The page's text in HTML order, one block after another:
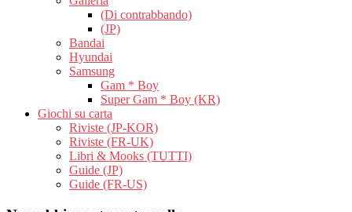
(Di contrabbando)
(JP)
Bandai
Hyundai
Samsung
Gam * Boy
Super Gam * Boy (KR)
Giochi su carta
Riviste (JP-KOR)
Riviste (FR-UK)
Libri & Mooks (TUTTI)
Guide (JP)
Guide (FR-US)